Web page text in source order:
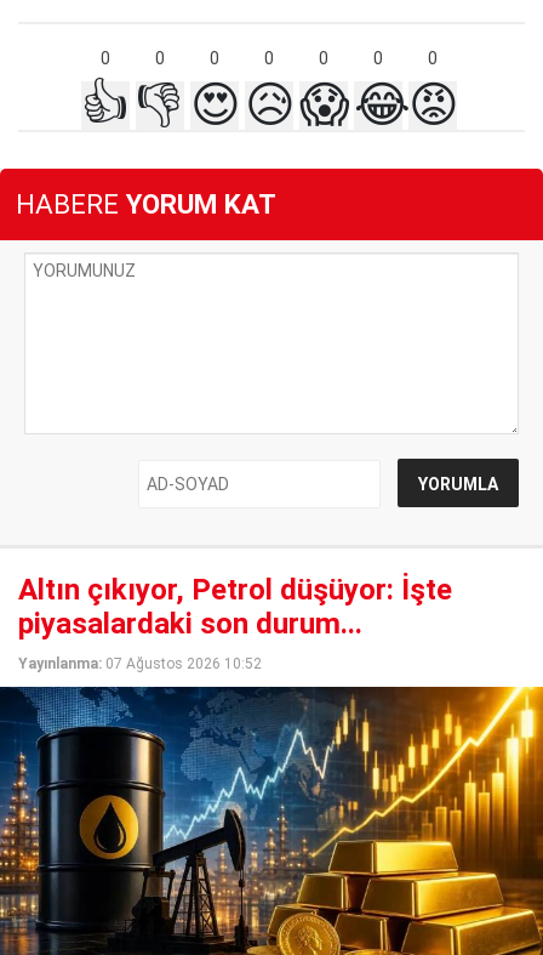
0 0 0 0 0 0 0
👍 👎 😍😥😱😂😡
HABERE YORUM KAT
Altın çıkıyor, Petrol düşüyor: İşte
piyasalardaki son durum...
Yayınlanma: 07 Ağustos 2026 10:52